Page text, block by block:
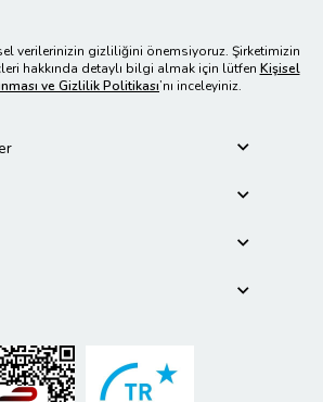
verilerinizin gizliliğini önemsiyoruz. Şirketimizin
hakkında detaylı bilgi almak için lütfen Kişisel
ve Gizlilik Politikası’nı inceleyiniz.